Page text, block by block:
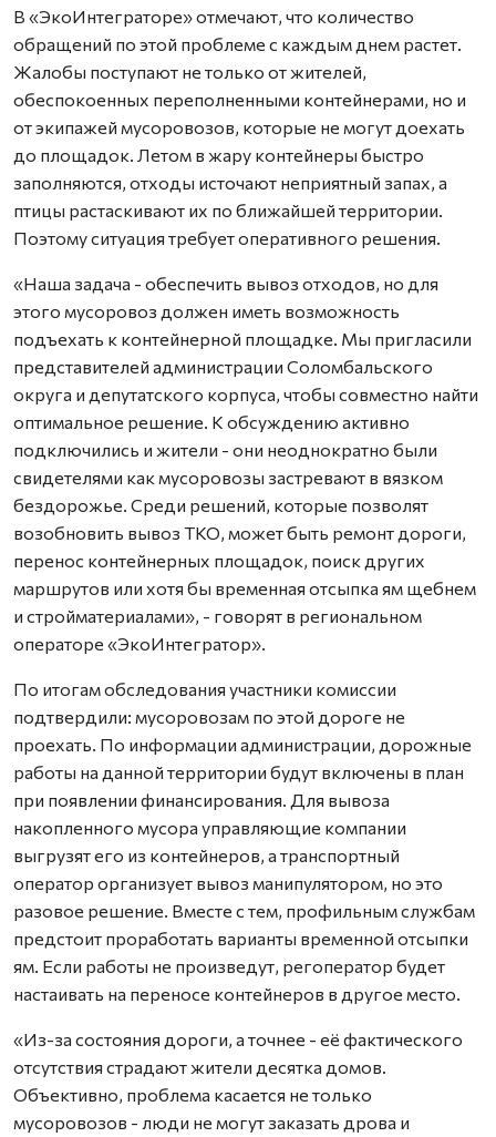
В «ЭкоИнтеграторе» отмечают, что количество
обращений по этой проблеме с каждым днем растет.
Жалобы поступают не только от жителей,
обеспокоенных переполненными контейнерами, но и
от экипажей мусоровозов, которые не могут доехать
до площадок. Летом в жару контейнеры быстро
заполняются, отходы источают неприятный запах, а
птицы растаскивают их по ближайшей территории.
Поэтому ситуация требует оперативного решения.
«Наша задача - обеспечить вывоз отходов, но для
этого мусоровоз должен иметь возможность
подъехать к контейнерной площадке. Мы пригласили
представителей администрации Соломбальского
округа и депутатского корпуса, чтобы совместно найти
оптимальное решение. К обсуждению активно
подключились и жители - они неоднократно были
свидетелями как мусоровозы застревают в вязком
бездорожье. Среди решений, которые позволят
возобновить вывоз ТКО, может быть ремонт дороги,
перенос контейнерных площадок, поиск других
маршрутов или хотя бы временная отсыпка ям щебнем
и стройматериалами», - говорят в региональном
операторе «ЭкоИнтегратор».
По итогам обследования участники комиссии
подтвердили: мусоровозам по этой дороге не
проехать. По информации администрации, дорожные
работы на данной территории будут включены в план
при появлении финансирования. Для вывоза
накопленного мусора управляющие компании
выгрузят его из контейнеров, а транспортный
оператор организует вывоз манипулятором, но это
разовое решение. Вместе с тем, профильным службам
предстоит проработать варианты временной отсыпки
ям. Если работы не произведут, регоператор будет
настаивать на переносе контейнеров в другое место.
«Из-за состояния дороги, а точнее - её фактического
отсутствия страдают жители десятка домов.
Объективно, проблема касается не только
мусоровозов - люди не могут заказать дрова и